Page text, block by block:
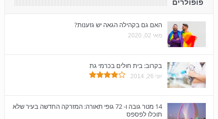
פופולרים
האם גם בקהילה הגאה יש גזענות?
מאי 02, 2020
בקרוב: בית חולים בכרמי גת
יוני 26, 2014
14 מטר גובה ו- 72 גופי תאורה: המזרקה החדשה בעיר שלא
תוכלו לפספס